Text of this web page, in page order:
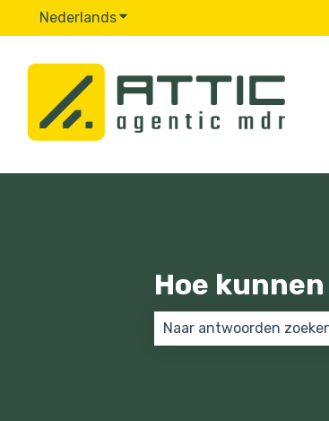
NederlandsSubmenu tonen voor
Hoe